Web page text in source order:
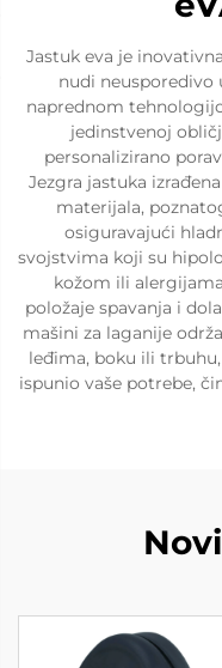
Jastuk eva je
nudi neusporedivo
naprednom
jedinstvenoj
personalizirano
Jezgra jastuka
materijala,
osiguravajući
svojstvima koji su
kožom ili
položaje spavanja i
mašini za laganije
leđima, boku ili
ispunio vaše potrebe,